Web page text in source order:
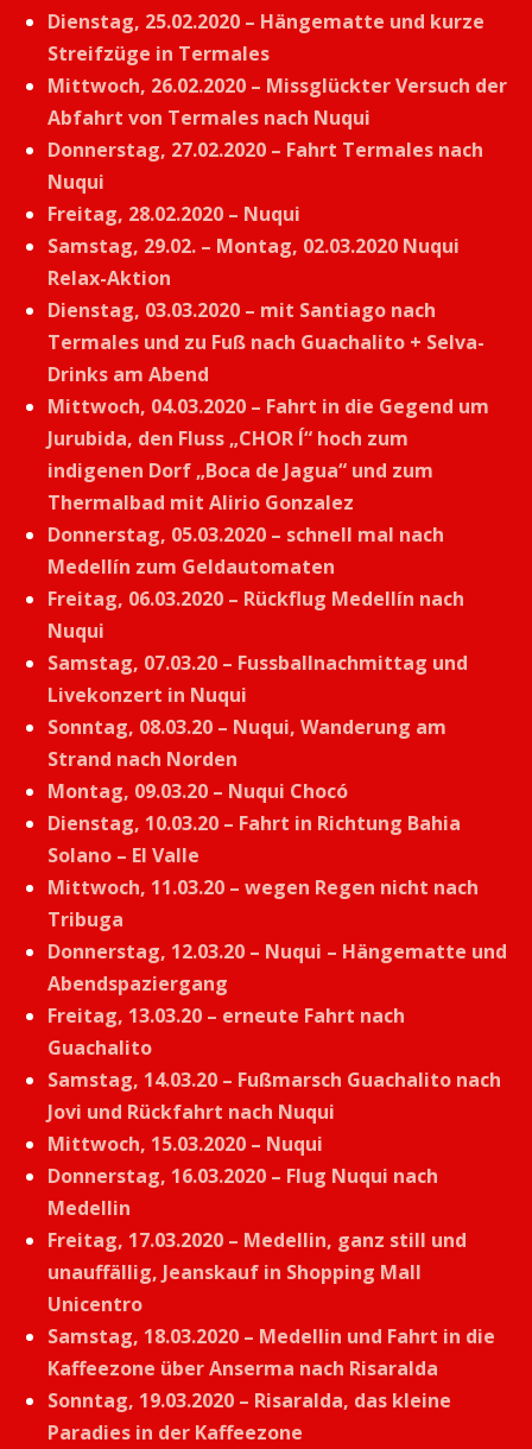
Dienstag, 25.02.2020 – Hängematte und kurze
Streifzüge in Termales
Mittwoch, 26.02.2020 – Missglückter Versuch der
Abfahrt von Termales nach Nuqui
Donnerstag, 27.02.2020 – Fahrt Termales nach
Nuqui
Freitag, 28.02.2020 – Nuqui
Samstag, 29.02. – Montag, 02.03.2020 Nuqui
Relax-Aktion
Dienstag, 03.03.2020 – mit Santiago nach
Termales und zu Fuß nach Guachalito + Selva-
Drinks am Abend
Mittwoch, 04.03.2020 – Fahrt in die Gegend um
Jurubida, den Fluss „CHOR Í“ hoch zum
indigenen Dorf „Boca de Jagua“ und zum
Thermalbad mit Alirio Gonzalez
Donnerstag, 05.03.2020 – schnell mal nach
Medellín zum Geldautomaten
Freitag, 06.03.2020 – Rückflug Medellín nach
Nuqui
Samstag, 07.03.20 – Fussballnachmittag und
Livekonzert in Nuqui
Sonntag, 08.03.20 – Nuqui, Wanderung am
Strand nach Norden
Montag, 09.03.20 – Nuqui Chocó
Dienstag, 10.03.20 – Fahrt in Richtung Bahia
Solano – El Valle
Mittwoch, 11.03.20 – wegen Regen nicht nach
Tribuga
Donnerstag, 12.03.20 – Nuqui – Hängematte und
Abendspaziergang
Freitag, 13.03.20 – erneute Fahrt nach
Guachalito
Samstag, 14.03.20 – Fußmarsch Guachalito nach
Jovi und Rückfahrt nach Nuqui
Mittwoch, 15.03.2020 – Nuqui
Donnerstag, 16.03.2020 – Flug Nuqui nach
Medellin
Freitag, 17.03.2020 – Medellin, ganz still und
unauffällig, Jeanskauf in Shopping Mall
Unicentro
Samstag, 18.03.2020 – Medellin und Fahrt in die
Kaffeezone über Anserma nach Risaralda
Sonntag, 19.03.2020 – Risaralda, das kleine
Paradies in der Kaffeezone